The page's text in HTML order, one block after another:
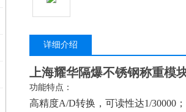
详细介绍
上海耀华隔爆不锈钢称重模
功能特点：
高精度A/D转换，可读性达1/30000；